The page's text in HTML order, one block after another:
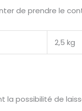
de prendre le
2,5 kg
possibilité de